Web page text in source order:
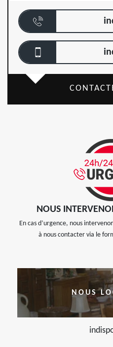
NOUS
En cas d’urgence, nous
à nous contacter via le
NOUS